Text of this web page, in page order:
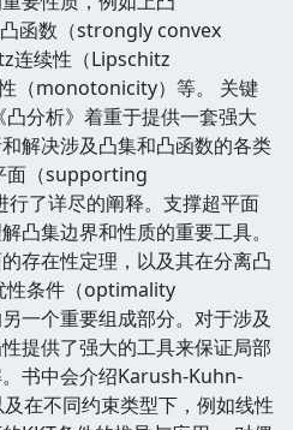
凸函数（strongly convex
连续性（Lipschitz
（monotonicity）等。 关键
分析》着重于提供一套强大
解决涉及凸集和凸函数的各类
面（supporting
了详尽的阐释。支撑超平面
凸集边界和性质的重要工具。
存在性定理，以及其在分离凸
性条件（optimality
一个重要组成部分。对于涉及
提供了强大的工具来保证局部
书中会介绍Karush-Kuhn-
在不同约束类型下，例如线性